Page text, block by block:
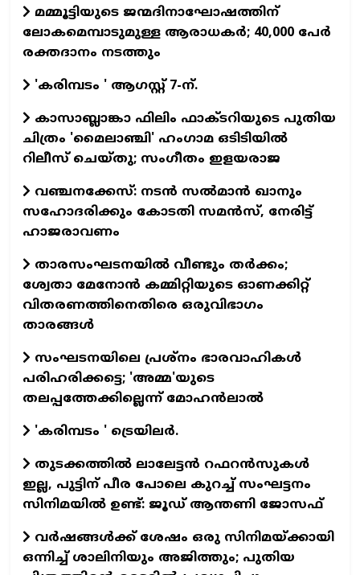
മമ്മൂട്ടിയുടെ ജന്മദിനാഘോഷത്തിന്
ലോകമെമ്പാടുമുള്ള ആരാധകര്‍; 40,000 പേര്‍
രക്തദാനം നടത്തും
'കരിമ്പടം ' ആഗസ്റ്റ് 7-ന്.
കാസാബ്ലാങ്കാ ഫിലിം ഫാക്ടറിയുടെ പുതിയ
ചിത്രം 'മൈലാഞ്ചി' ഹംഗാമ ഒടിടിയില്‍
റിലീസ് ചെയ്തു; സംഗീതം ഇളയരാജ
വഞ്ചനക്കേസ്: നടന്‍ സല്‍മാന്‍ ഖാനും
സഹോദരിക്കും കോടതി സമന്‍സ്, നേരിട്ട്
ഹാജരാവണം
താരസംഘടനയില്‍ വീണ്ടും തര്‍ക്കം;
ശ്വേതാ മേനോന്‍ കമ്മിറ്റിയുടെ ഓണക്കിറ്റ്
വിതരണത്തിനെതിരെ ഒരുവിഭാഗം
താരങ്ങള്‍
സംഘടനയിലെ പ്രശ്നം ഭാരവാഹികൾ
പരിഹരിക്കട്ടെ; 'അമ്മ'യുടെ
തലപ്പത്തേക്കില്ലെന്ന് മോഹൻലാൽ
'കരിമ്പടം ' ട്രെയിലര്‍.
തുടക്കത്തില്‍ ലാലേട്ടന്‍ റഫറന്‍സുകള്‍
ഇല്ല, പുട്ടിന് പീര പോലെ കുറച്ച് സംഘട്ടനം
സിനിമയില്‍ ഉണ്ട്: ജൂഡ് ആന്തണി ജോസഫ്
വര്‍ഷങ്ങള്‍ക്ക് ശേഷം ഒരു സിനിമയ്ക്കായി
ഒന്നിച്ച് ശാലിനിയും അജിത്തും; പുതിയ